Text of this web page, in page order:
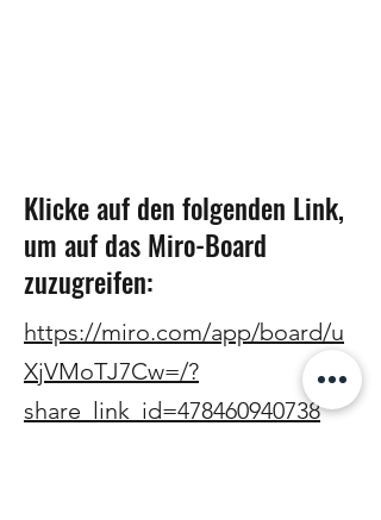
Klicke auf den folgenden Link,
um auf das Miro-Board
zuzugreifen:
https://miro.com/app/board/u
XjVMoTJ7Cw=/?
share_link_id=478460940738